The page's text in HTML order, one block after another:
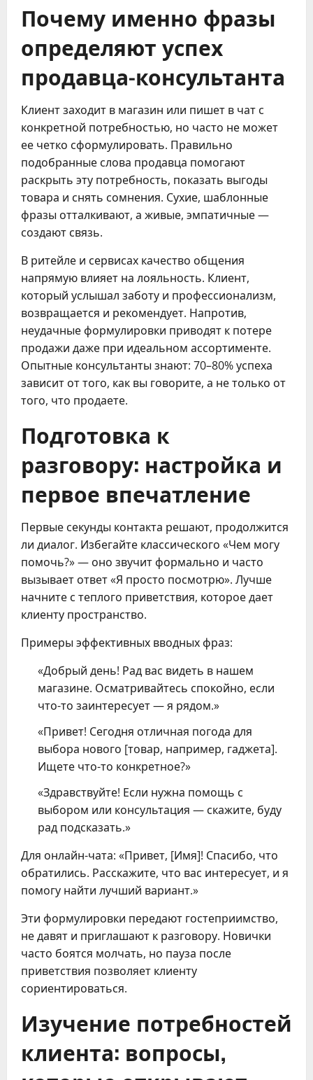
Почему именно фразы
определяют успех
продавца-консультанта
Клиент заходит в магазин или пишет в чат с
конкретной потребностью, но часто не может
ее четко сформулировать. Правильно
подобранные слова продавца помогают
раскрыть эту потребность, показать выгоды
товара и снять сомнения. Сухие, шаблонные
фразы отталкивают, а живые, эмпатичные —
создают связь.
В ритейле и сервисах качество общения
напрямую влияет на лояльность. Клиент,
который услышал заботу и профессионализм,
возвращается и рекомендует. Напротив,
неудачные формулировки приводят к потере
продажи даже при идеальном ассортименте.
Опытные консультанты знают: 70–80% успеха
зависит от того, как вы говорите, а не только от
того, что продаете.
Подготовка к
разговору: настройка и
первое впечатление
Первые секунды контакта решают, продолжится
ли диалог. Избегайте классического «Чем могу
помочь?» — оно звучит формально и часто
вызывает ответ «Я просто посмотрю». Лучше
начните с теплого приветствия, которое дает
клиенту пространство.
Примеры эффективных вводных фраз:
«Добрый день! Рад вас видеть в нашем
магазине. Осматривайтесь спокойно, если
что-то заинтересует — я рядом.»
«Привет! Сегодня отличная погода для
выбора нового [товар, например, гаджета].
Ищете что-то конкретное?»
«Здравствуйте! Если нужна помощь с
выбором или консультация — скажите, буду
рад подсказать.»
Для онлайн-чата: «Привет, [Имя]! Спасибо, что
обратились. Расскажите, что вас интересует, и я
помогу найти лучший вариант.»
Эти формулировки передают гостеприимство,
не давят и приглашают к разговору. Новички
часто боятся молчать, но пауза после
приветствия позволяет клиенту
сориентироваться.
Изучение потребностей
клиента: вопросы,